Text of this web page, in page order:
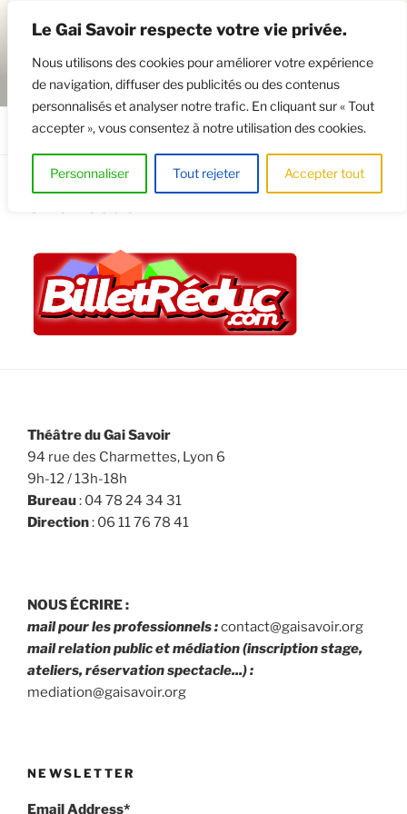
Le Gai Savoir respecte votre vie privée.
Nous utilisons des cookies pour améliorer votre expérience
de navigation, diffuser des publicités ou des contenus
personnalisés et analyser notre trafic. En cliquant sur « Tout
accepter », vous consentez à notre utilisation des cookies.
Personnaliser Tout rejeter Accepter tout
contenu
principal
GAISAVOIR
Osez le théâtre !
Menu
Théâtre du Gai Savoir
94 rue des Charmettes, Lyon 6
9h-12 / 13h-18h
Bureau: 04 78 24 34 31
Direction: 06 11 76 78 41
NOUS ÉCRIRE :
mail pour les professionnels :contact@gaisavoir.org
mail relation public et médiation (inscription stage,
ateliers, réservation spectacle...) :
mediation@gaisavoir.org
NEWSLETTER
Email Address*